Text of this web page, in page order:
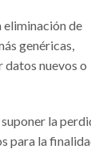
eliminación de
genéricas,
nuevos o
la
para la